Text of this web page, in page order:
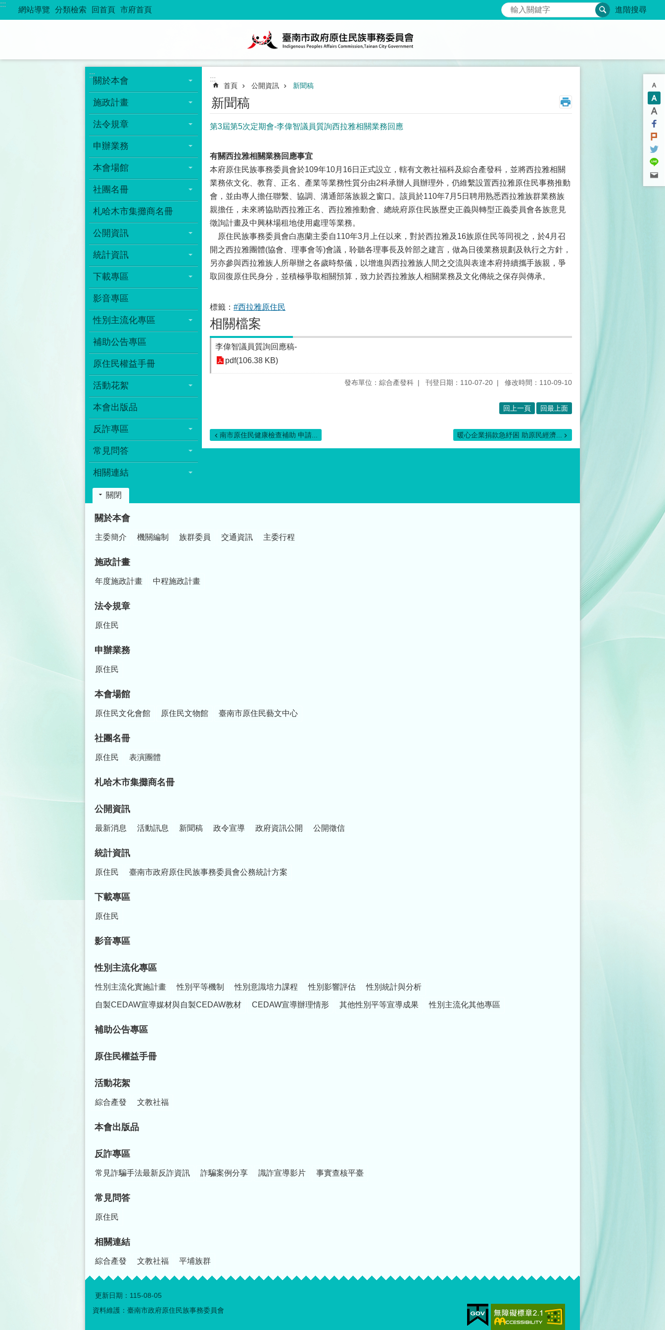
跳到主要內容區塊
:::
網站導覽 分類檢索 回首頁 市府首頁 搜尋 進階搜尋
:::
關於本會
施政計畫
法令規章
申辦業務
本會場館
社團名冊
札哈木市集攤商名冊
公開資訊
統計資訊
下載專區
影音專區
性別主流化專區
補助公告專區
原住民權益手冊
活動花絮
本會出版品
反詐專區
常見問答
相關連結
:::
首頁 公開資訊 新聞稿
新聞稿
第3屆第5次定期會-李偉智議員質詢西拉雅相關業務回應
有關西拉雅相關業務回應事宜
本府原住民族事務委員會於109年10月16日正式設立，轄有文教社福科及綜合產發科，並將西拉雅相關
業務依文化、教育、正名、產業等業務性質分由2科承辦人員辦理外，仍維繫設置西拉雅原住民事務推動
會，並由專人擔任聯繫、協調、溝通部落族親之窗口。該員於110年7月5日聘用熟悉西拉雅族群業務族
親擔任，未來將協助西拉雅正名、西拉雅推動會、總統府原住民族歷史正義與轉型正義委員會各族意見
徵詢計畫及中興林場租地使用處理等業務。
原住民族事務委員會白惠蘭主委自110年3月上任以來，對於西拉雅及16族原住民等同視之，於4月召
開之西拉雅團體(協會、理事會等)會議，聆聽各理事長及幹部之建言，做為日後業務規劃及執行之方針，
另亦參與西拉雅族人所舉辦之各歲時祭儀，以增進與西拉雅族人間之交流與表達本府持續攜手族親，爭
取回復原住民身分，並積極爭取相關預算，致力於西拉雅族人相關業務及文化傳統之保存與傳承。
標籤： #西拉雅原住民
相關檔案
李偉智議員質詢回應稿-
pdf(106.38 KB)
發布單位：綜合產發科 刊登日期：110-07-20 修改時間：110-09-10
回上一頁 回最上面
南市原住民健康檢查補助 申請... 暖心企業捐款急紓困 助原民經濟...
關閉
關於本會
主委簡介 機關編制 族群委員 交通資訊 主委行程
施政計畫
年度施政計畫 中程施政計畫
法令規章
原住民
申辦業務
原住民
本會場館
原住民文化會館 原住民文物館 臺南市原住民藝文中心
社團名冊
原住民 表演團體
札哈木市集攤商名冊
公開資訊
最新消息 活動訊息 新聞稿 政令宣導 政府資訊公開 公開徵信
統計資訊
原住民 臺南市政府原住民族事務委員會公務統計方案
下載專區
原住民
影音專區
性別主流化專區
性別主流化實施計畫 性別平等機制 性別意識培力課程 性別影響評估 性別統計與分析
自製CEDAW宣導媒材與自製CEDAW教材 CEDAW宣導辦理情形 其他性別平等宣導成果 性別主流化其他專區
補助公告專區
原住民權益手冊
活動花絮
綜合產發 文教社福
本會出版品
反詐專區
常見詐騙手法最新反詐資訊 詐騙案例分享 識詐宣導影片 事實查核平臺
常見問答
原住民
相關連結
綜合產發 文教社福 平埔族群
更新日期： 115-08-05
資料維護：臺南市政府原住民族事務委員會